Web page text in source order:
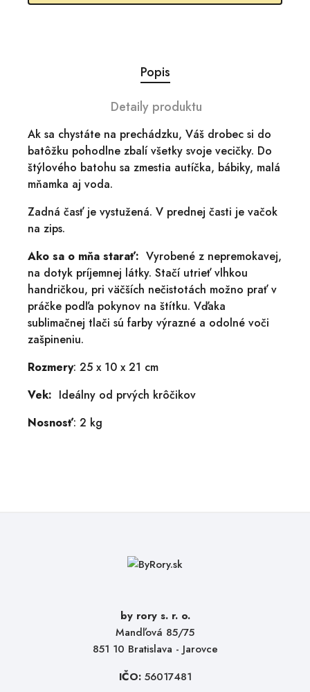
Popis
Detaily produktu
Ak sa chystáte na prechádzku, Váš drobec si do
batôžku pohodlne zbalí všetky svoje vecičky. Do
štýlového batohu sa zmestia autíčka, bábiky, malá
mňamka aj voda.
Zadná časť je vystužená. V prednej časti je vačok
na zips.
Ako sa o mňa starať: Vyrobené z nepremokavej,
na dotyk príjemnej látky. Stačí utrieť vlhkou
handričkou, pri väčších nečistotách možno prať v
práčke podľa pokynov na štítku. Vďaka
sublimačnej tlači sú farby výrazné a odolné voči
zašpineniu.
Rozmery: 25 x 10 x 21 cm
Vek: Ideálny od prvých krôčikov
Nosnosť: 2 kg
by rory s. r. o.
Mandľová 85/75
851 10 Bratislava - Jarovce
IČO: 56017481